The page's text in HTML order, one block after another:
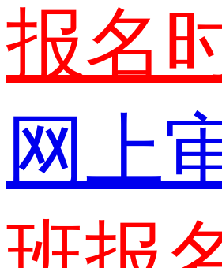
报名
网上